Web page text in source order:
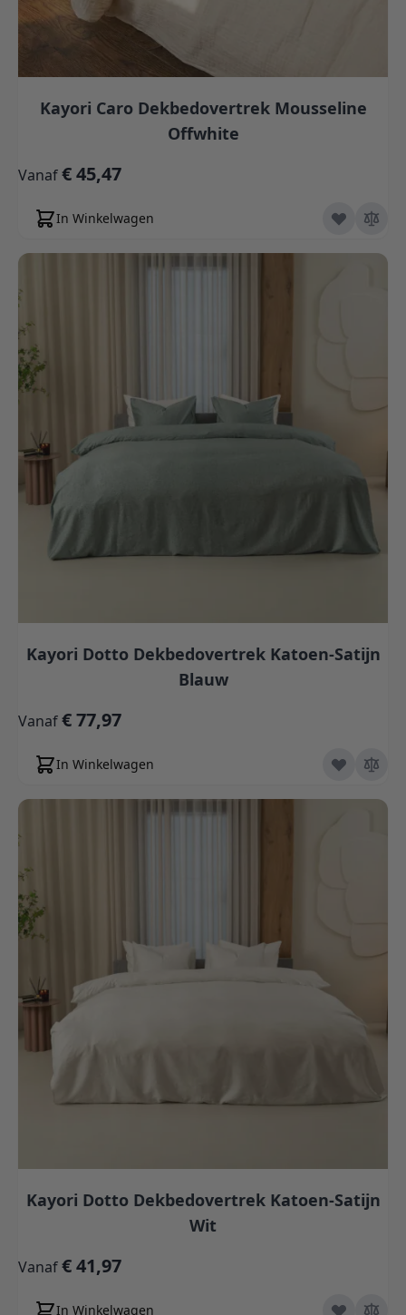
Kayori Caro Dekbedovertrek Mousseline
Offwhite
Vanaf€ 45,47
In Winkelwagen
Kayori Dotto Dekbedovertrek Katoen-Satijn
Blauw
Vanaf€ 77,97
In Winkelwagen
Kayori Dotto Dekbedovertrek Katoen-Satijn
Wit
Vanaf€ 41,97
In Winkelwagen